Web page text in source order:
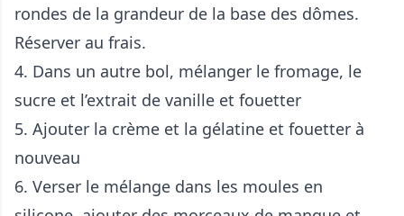
rondes de la grandeur de la base des dômes.
Réserver au frais.
4. Dans un autre bol, mélanger le fromage, le
sucre et l’extrait de vanille et fouetter
5. Ajouter la crème et la gélatine et fouetter à
nouveau
6. Verser le mélange dans les moules en